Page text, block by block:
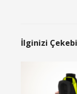
İlginizi